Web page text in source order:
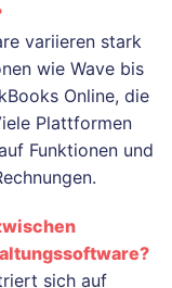
variieren stark
wie Wave bis
Online, die
Plattformen
Funktionen und
sich auf